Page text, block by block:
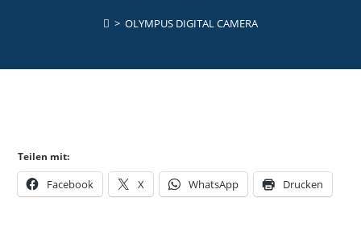
> OLYMPUS DIGITAL CAMERA
Teilen mit:
Facebook X WhatsApp Drucken